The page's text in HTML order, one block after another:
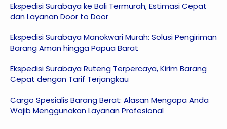
Ekspedisi Surabaya ke Bali Termurah, Estimasi Cepat
dan Layanan Door to Door
Ekspedisi Surabaya Manokwari Murah: Solusi Pengiriman
Barang Aman hingga Papua Barat
Ekspedisi Surabaya Ruteng Terpercaya, Kirim Barang
Cepat dengan Tarif Terjangkau
Cargo Spesialis Barang Berat: Alasan Mengapa Anda
Wajib Menggunakan Layanan Profesional